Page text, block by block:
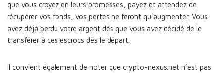
que vous croyez en leurs promesses, payez et attendez de
récupérer vos fonds, vos pertes ne feront qu’augmenter. Vous
avez déjà perdu votre argent dès que vous avez décidé de le
transférer à ces escrocs dès le départ.
Il convient également de noter que crypto-nexus.net n’est pas